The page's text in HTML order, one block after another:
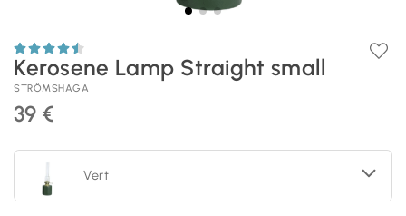
Kerosene Lamp Straight small
STRÖMSHAGA
39 €
Vert